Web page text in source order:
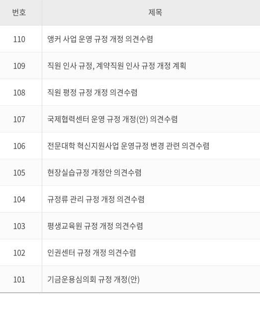
번호 제목
110 앵커 사업 운영 규정 개정 의견수렴
109 직원 인사 규정, 계약직원 인사 규정 개정 계획
108 직원 평정 규정 개정 의견수렴
107 국제협력센터 운영 규정 개정(안) 의견수렴
106 전문대학 혁신지원사업 운영규정 변경 관련 의견수렴
105 현장실습규정 개정안 의견수렴
104 규정류 관리 규정 개정 의견수렴
103 평생교육원 규정 개정 의견수렴
102 인권센터 규정 개정 의견수렴
101 기금운용심의회 규정 개정(안)